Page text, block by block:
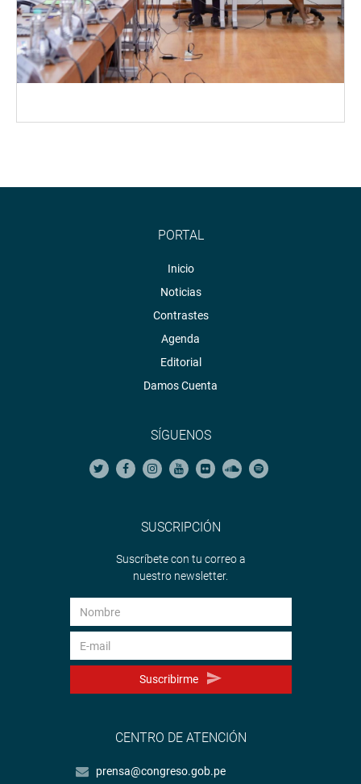
PORTAL
Inicio
Noticias
Contrastes
Agenda
Editorial
Damos Cuenta
SÍGUENOS
SUSCRIPCIÓN
Suscríbete con tu correo a
nuestro newsletter.
Suscribirme
CENTRO DE ATENCIÓN
prensa@congreso.gob.pe